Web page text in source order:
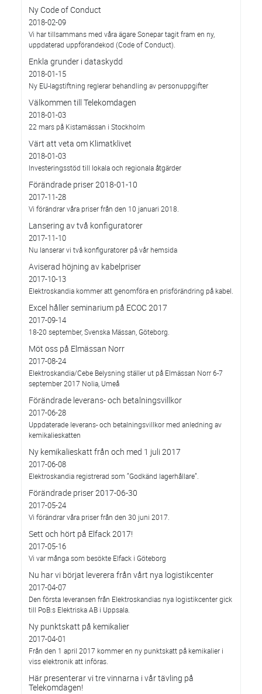
Ny Code of Conduct
2018-02-09
Vi har tillsammans med våra ägare Sonepar tagit fram en ny,
uppdaterad uppförandekod (Code of Conduct).
Enkla grunder i dataskydd
2018-01-15
Ny EU-lagstiftning reglerar behandling av personuppgifter
Välkommen till Telekomdagen
2018-01-03
22 mars på Kistamässan i Stockholm
Värt att veta om Klimatklivet
2018-01-03
Investeringsstöd till lokala och regionala åtgärder
Förändrade priser 2018-01-10
2017-11-28
Vi förändrar våra priser från den 10 januari 2018.
Lansering av två konfiguratorer
2017-11-10
Nu lanserar vi två konfiguratorer på vår hemsida
Aviserad höjning av kabelpriser
2017-10-13
Elektroskandia kommer att genomföra en prisförändring på kabel.
Excel håller seminarium på ECOC 2017
2017-09-14
18-20 september, Svenska Mässan, Göteborg.
Möt oss på Elmässan Norr
2017-08-24
Elektroskandia/Cebe Belysning ställer ut på Elmässan Norr 6-7
september 2017 Nolia, Umeå
Förändrade leverans- och betalningsvillkor
2017-06-28
Uppdaterade leverans- och betalningsvillkor med anledning av
kemikalieskatten
Ny kemikalieskatt från och med 1 juli 2017
2017-06-08
Elektroskandia registrerad som ”Godkänd lagerhållare”.
Förändrade priser 2017-06-30
2017-05-24
Vi förändrar våra priser från den 30 juni 2017.
Sett och hört på Elfack 2017!
2017-05-16
Vi var många som besökte Elfack i Göteborg
Nu har vi börjat leverera från vårt nya logistikcenter
2017-04-07
Den första leveransen från Elektroskandias nya logistikcenter gick
till PoB:s Elektriska AB i Uppsala.
Ny punktskatt på kemikalier
2017-04-01
Från den 1 april 2017 kommer en ny punktskatt på kemikalier i
viss elektronik att införas.
Här presenterar vi tre vinnarna i vår tävling på
Telekomdagen!